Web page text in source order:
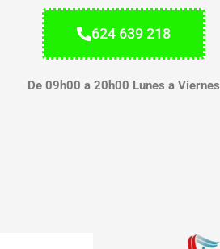
624 639 218
De 09h00 a 20h00 Lunes a Viernes